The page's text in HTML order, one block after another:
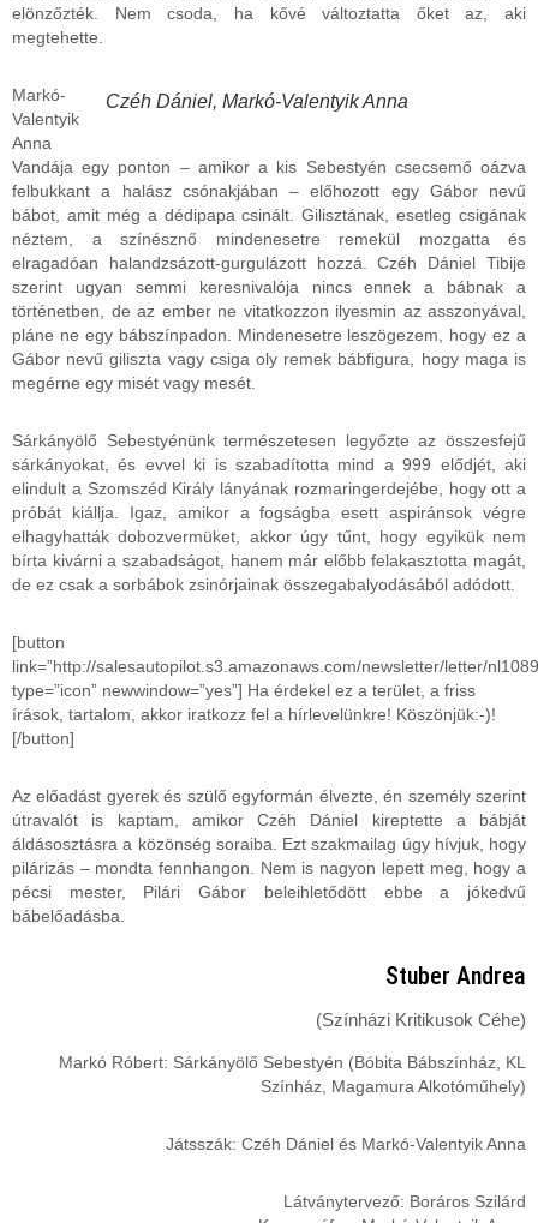
elönzőzték. Nem csoda, ha kővé változtatta őket az, aki
megtehette.
Czéh Dániel, Markó-Valentyik Anna
Markó-
Valentyik
Anna
Vandája egy ponton – amikor a kis Sebestyén csecsemő oázva
felbukkant a halász csónakjában – előhozott egy Gábor nevű
bábot, amit még a dédipapa csinált. Gilisztának, esetleg csigának
néztem, a színésznő mindenesetre remekül mozgatta és
elragadóan halandzsázott-gurgulázott hozzá. Czéh Dániel Tibije
szerint ugyan semmi keresnivalója nincs ennek a bábnak a
történetben, de az ember ne vitatkozzon ilyesmin az asszonyával,
pláne ne egy bábszínpadon. Mindenesetre leszögezem, hogy ez a
Gábor nevű giliszta vagy csiga oly remek bábfigura, hogy maga is
megérne egy misét vagy mesét.
Sárkányölő Sebestyénünk természetesen legyőzte az összesfejű
sárkányokat, és evvel ki is szabadította mind a 999 elődjét, aki
elindult a Szomszéd Király lányának rozmaringerdejébe, hogy ott a
próbát kiállja. Igaz, amikor a fogságba esett aspiránsok végre
elhagyhatták dobozvermüket, akkor úgy tűnt, hogy egyikük nem
bírta kivárni a szabadságot, hanem már előbb felakasztotta magát,
de ez csak a sorbábok zsinórjainak összegabalyodásából adódott.
[button
link=”http://salesautopilot.s3.amazonaws.com/newsletter/letter/
type=”icon” newwindow=”yes”] Ha érdekel ez a terület, a friss
írások, tartalom, akkor iratkozz fel a hírlevelünkre! Köszönjük:-)!
[/button]
Az előadást gyerek és szülő egyformán élvezte, én személy szerint
útravalót is kaptam, amikor Czéh Dániel kireptette a bábját
áldásosztásra a közönség soraiba. Ezt szakmailag úgy hívjuk, hogy
pilárizás – mondta fennhangon. Nem is nagyon lepett meg, hogy a
pécsi mester, Pilári Gábor beleihletődött ebbe a jókedvű
bábelőadásba.
Stuber Andrea
(Színházi Kritikusok Céhe)
Markó Róbert: Sárkányölő Sebestyén (Bóbita Bábszínház, KL
Színház, Magamura Alkotóműhely)
Játsszák: Czéh Dániel és Markó-Valentyik Anna
Látványtervező: Boráros Szilárd